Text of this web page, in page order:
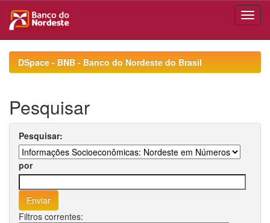
navigationDSpace - BNB - Banco do Nordeste do Brasil
Pesquisar
Pesquisar:
por
Filtros correntes: